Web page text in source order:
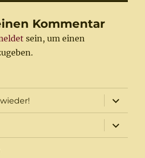
Kommentar
sein, um einen
öffnen
öffnen